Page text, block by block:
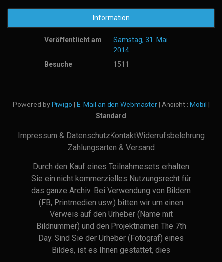
Information
Veröffentlicht am
Samstag, 31. Mai
2014
Besuche
1511
Powered by Piwigo E-Mail an den Webmaster| Ansicht : Mobil
Standard
Impressum & DatenschutzKontaktWiderrufsbelehrung
Zahlungsarten & Versand
Durch den Kauf eines Teilnahmesets erhalten
Sie ein nicht kommerzielles Nutzungsrecht für
das ganze Archiv. Bei Verwendung von Bildern
(FB, Printmedien usw.) bitten wir um einen
Verweis auf den Urheber (Name mit
Bildnummer) und den Projektnamen The 7th
Day. Sind Sie der Urheber (Fotograf) eines
Bildes, ist es Ihnen gestattet, dies